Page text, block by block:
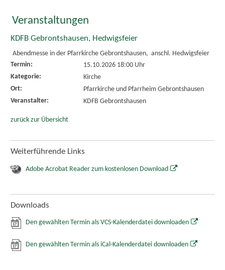
Veranstaltungen
KDFB Gebrontshausen, Hedwigsfeier
Abendmesse in der Pfarrkirche Gebrontshausen, anschl. Hedwigsfeier
Termin:
15.10.2026 18:00 Uhr
Kategorie:
Kirche
Ort:
Pfarrkirche und Pfarrheim Gebrontshausen
Veranstalter:
KDFB Gebrontshausen
zurück zur Übersicht
Weiterführende Links
Adobe Acrobat Reader zum kostenlosen Download
Downloads
Den gewählten Termin als VCS-Kalenderdatei downloaden
Den gewählten Termin als iCal-Kalenderdatei downloaden